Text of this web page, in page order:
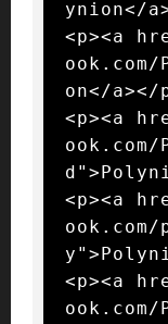
ynion</
<p><a
on</a></
<p><a
<p><a
<p><a